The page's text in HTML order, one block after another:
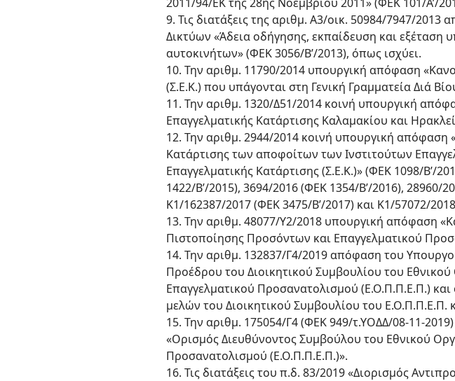
9. Τις διατάξεις της αριθμ. Α3/οικ. 50984/7947/
Δικτύων «Άδεια οδήγησης, εκπαίδευση και
αυτοκινήτων» (ΦΕΚ 3056/Β’/2013), όπως ισχύει.
10. Την αριθμ. 11790/2014 υπουργική απόφαση
(Σ.Ε.Κ.) που υπάγονται στη Γενική Γραμματεία Διά
11. Την αριθμ. 1320/Δ51/2014 κοινή υπουργική
Επαγγελματικής Κατάρτισης Καλαμακίου και
12. Την αριθμ. 2944/2014 κοινή υπουργική απόφαση
Κατάρτισης των αποφοίτων των Ινστιτούτων
Επαγγελματικής Κατάρτισης (Σ.Ε.Κ.)» (ΦΕΚ 1098/Β’/
1422/Β’/2015), 3694/2016 (ΦΕΚ 1354/Β’/2016), 28960/
Κ1/162387/2017 (ΦΕΚ 3475/Β’/2017) και K1/57072/
13. Την αριθμ. 48077/Y2/2018 υπουργική απόφαση
Πιστοποίησης Προσόντων και Επαγγελματικού
14. Την αριθμ. 132837/Γ4/2019 απόφαση του
Προέδρου του Διοικητικού Συμβουλίου του
Επαγγελματικού Προσανατολισμού (Ε.Ο.Π.Π.Ε.Π.)
μελών του Διοικητικού Συμβουλίου του Ε.Ο.Π.Π.Ε.Π.
15. Την αριθμ. 175054/Γ4 (ΦΕΚ 949/τ.ΥΟΔΔ/08-11-
«Ορισμός Διευθύνοντος Συμβούλου του Εθνικού
Προσανατολισμού (Ε.Ο.Π.Π.Ε.Π.)».
16. Τις διατάξεις του π.δ. 83/2019 «Διορισμός